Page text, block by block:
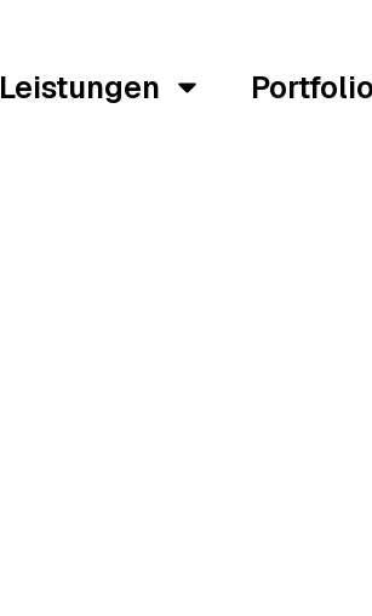
Leistungen Portfolio